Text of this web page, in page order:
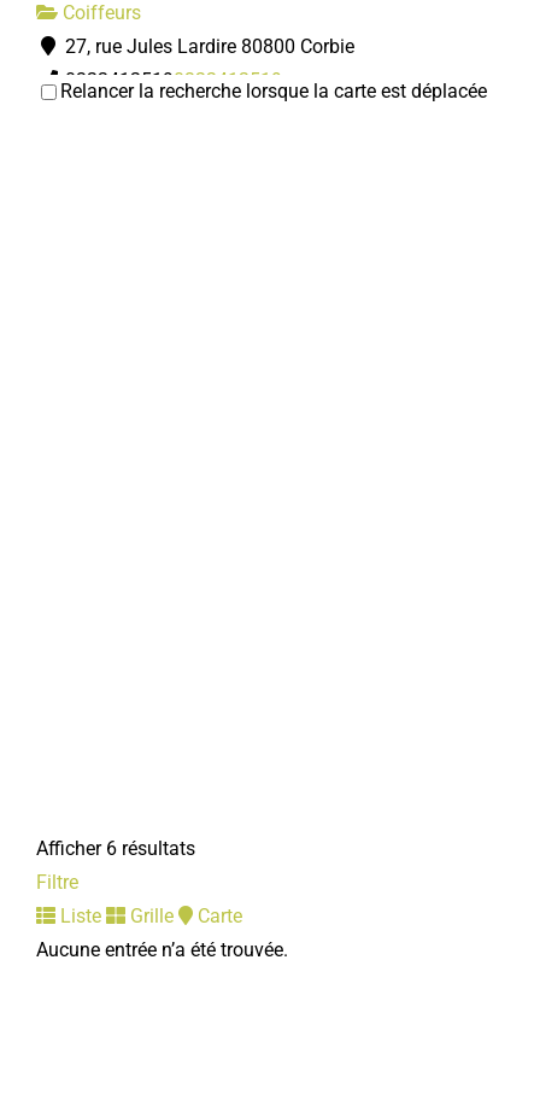
Coiffeurs
27, rue Jules Lardire 80800 Corbie
03224125190322412519
Relancer la recherche lorsque la carte est déplacée
Afficher 6 résultats
Filtre
Liste
Grille
Carte
Aucune entrée n’a été trouvée.